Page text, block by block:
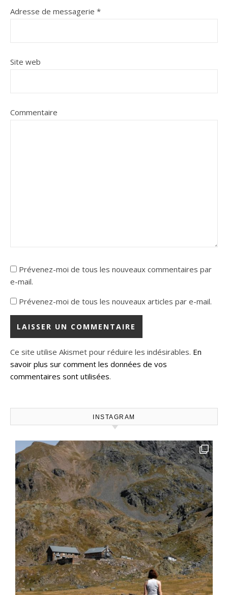
Adresse de messagerie *
Site web
Commentaire
Prévenez-moi de tous les nouveaux commentaires par
e-mail.
Prévenez-moi de tous les nouveaux articles par e-mail.
Ce site utilise Akismet pour réduire les indésirables. En
savoir plus sur comment les données de vos
commentaires sont utilisées.
INSTAGRAM